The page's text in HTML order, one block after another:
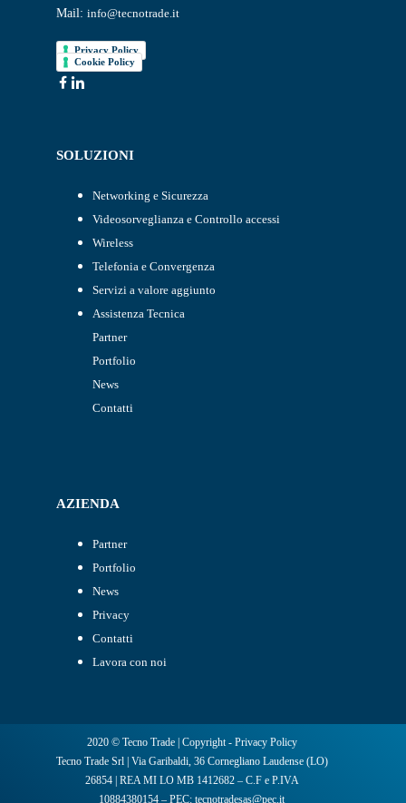
Mail: info@tecnotrade.it
Privacy Policy
Cookie Policy
SOLUZIONI
Networking e Sicurezza
Videosorveglianza e Controllo accessi
Wireless
Telefonia e Convergenza
Servizi a valore aggiunto
Assistenza Tecnica
Partner
Portfolio
News
Contatti
AZIENDA
Partner
Portfolio
News
Privacy
Contatti
Lavora con noi
2020 © Tecno Trade | Copyright- Privacy Policy
Tecno Trade Srl | Via Garibaldi, 36 Cornegliano Laudense (LO)
26854 | REA MI LO MB 1412682 – C.F e P.IVA
10884380154 – PEC: tecnotradesas@pec.it